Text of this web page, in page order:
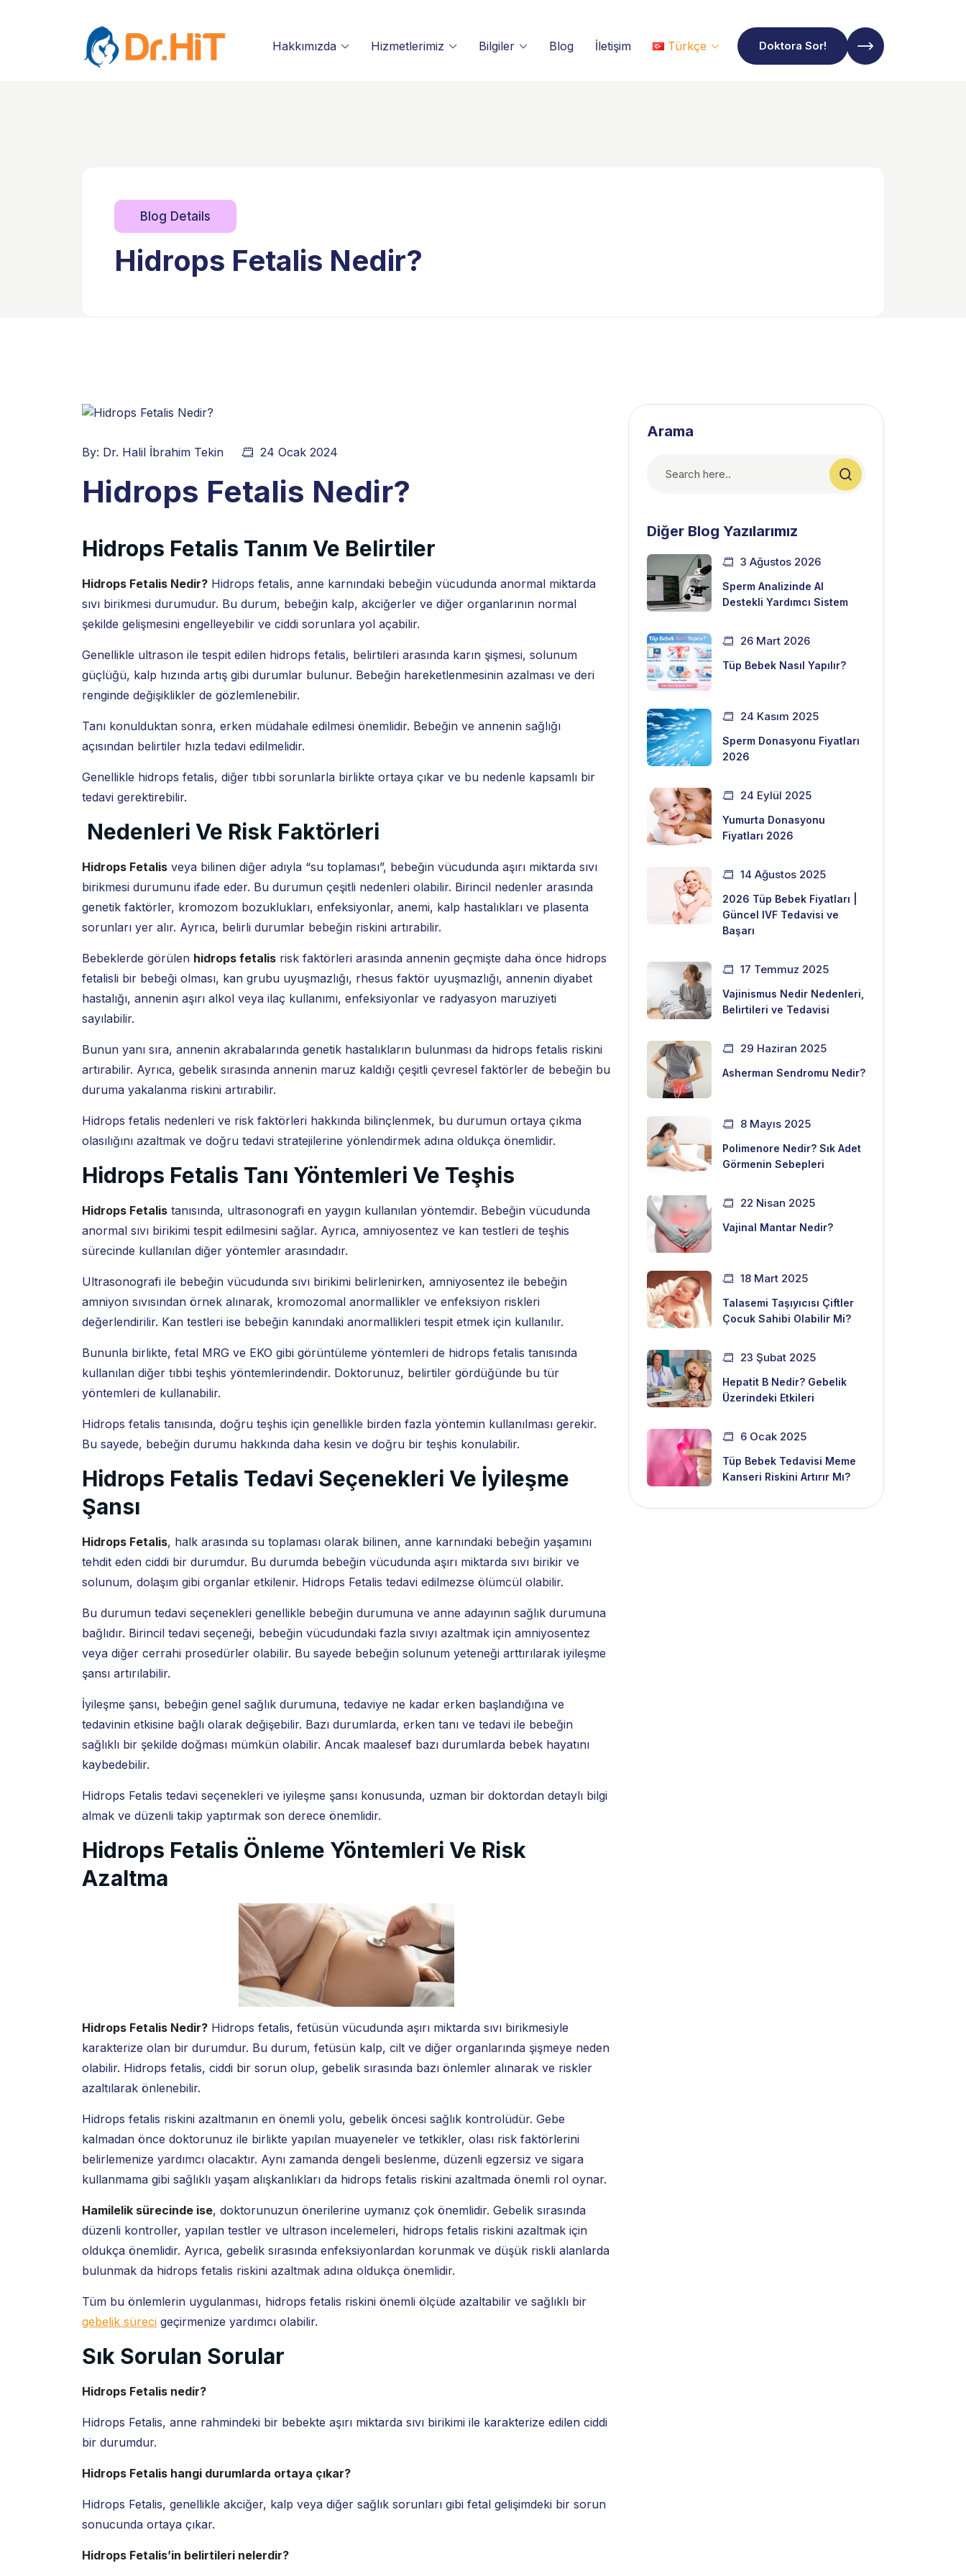
Hakkımızda Hizmetlerimiz Bilgiler Blog İletişim Türkçe Doktora Sor!
Blog Details
Hidrops Fetalis Nedir?
By: Dr. Halil İbrahim Tekin 24 Ocak 2024
Hidrops Fetalis Nedir?
Hidrops Fetalis Tanım Ve Belirtiler
Hidrops Fetalis Nedir? Hidrops fetalis, anne karnındaki bebeğin vücudunda anormal miktarda
sıvı birikmesi durumudur. Bu durum, bebeğin kalp, akciğerler ve diğer organlarının normal
şekilde gelişmesini engelleyebilir ve ciddi sorunlara yol açabilir.
Genellikle ultrason ile tespit edilen hidrops fetalis, belirtileri arasında karın şişmesi, solunum
güçlüğü, kalp hızında artış gibi durumlar bulunur. Bebeğin hareketlenmesinin azalması ve deri
renginde değişiklikler de gözlemlenebilir.
Tanı konulduktan sonra, erken müdahale edilmesi önemlidir. Bebeğin ve annenin sağlığı
açısından belirtiler hızla tedavi edilmelidir.
Genellikle hidrops fetalis, diğer tıbbi sorunlarla birlikte ortaya çıkar ve bu nedenle kapsamlı bir
tedavi gerektirebilir.
Nedenleri Ve Risk Faktörleri
Hidrops Fetalis veya bilinen diğer adıyla “su toplaması”, bebeğin vücudunda aşırı miktarda sıvı
birikmesi durumunu ifade eder. Bu durumun çeşitli nedenleri olabilir. Birincil nedenler arasında
genetik faktörler, kromozom bozuklukları, enfeksiyonlar, anemi, kalp hastalıkları ve plasenta
sorunları yer alır. Ayrıca, belirli durumlar bebeğin riskini artırabilir.
Bebeklerde görülen hidrops fetalis risk faktörleri arasında annenin geçmişte daha önce hidrops
fetalisli bir bebeği olması, kan grubu uyuşmazlığı, rhesus faktör uyuşmazlığı, annenin diyabet
hastalığı, annenin aşırı alkol veya ilaç kullanımı, enfeksiyonlar ve radyasyon maruziyeti
sayılabilir.
Bunun yanı sıra, annenin akrabalarında genetik hastalıkların bulunması da hidrops fetalis riskini
artırabilir. Ayrıca, gebelik sırasında annenin maruz kaldığı çeşitli çevresel faktörler de bebeğin bu
duruma yakalanma riskini artırabilir.
Hidrops fetalis nedenleri ve risk faktörleri hakkında bilinçlenmek, bu durumun ortaya çıkma
olasılığını azaltmak ve doğru tedavi stratejilerine yönlendirmek adına oldukça önemlidir.
Hidrops Fetalis Tanı Yöntemleri Ve Teşhis
Hidrops Fetalis tanısında, ultrasonografi en yaygın kullanılan yöntemdir. Bebeğin vücudunda
anormal sıvı birikimi tespit edilmesini sağlar. Ayrıca, amniyosentez ve kan testleri de teşhis
sürecinde kullanılan diğer yöntemler arasındadır.
Ultrasonografi ile bebeğin vücudunda sıvı birikimi belirlenirken, amniyosentez ile bebeğin
amniyon sıvısından örnek alınarak, kromozomal anormallikler ve enfeksiyon riskleri
değerlendirilir. Kan testleri ise bebeğin kanındaki anormallikleri tespit etmek için kullanılır.
Bununla birlikte, fetal MRG ve EKO gibi görüntüleme yöntemleri de hidrops fetalis tanısında
kullanılan diğer tıbbi teşhis yöntemlerindendir. Doktorunuz, belirtiler gördüğünde bu tür
yöntemleri de kullanabilir.
Hidrops fetalis tanısında, doğru teşhis için genellikle birden fazla yöntemin kullanılması gerekir.
Bu sayede, bebeğin durumu hakkında daha kesin ve doğru bir teşhis konulabilir.
Hidrops Fetalis Tedavi Seçenekleri Ve İyileşme
Şansı
Hidrops Fetalis, halk arasında su toplaması olarak bilinen, anne karnındaki bebeğin yaşamını
tehdit eden ciddi bir durumdur. Bu durumda bebeğin vücudunda aşırı miktarda sıvı birikir ve
solunum, dolaşım gibi organlar etkilenir. Hidrops Fetalis tedavi edilmezse ölümcül olabilir.
Bu durumun tedavi seçenekleri genellikle bebeğin durumuna ve anne adayının sağlık durumuna
bağlıdır. Birincil tedavi seçeneği, bebeğin vücudundaki fazla sıvıyı azaltmak için amniyosentez
veya diğer cerrahi prosedürler olabilir. Bu sayede bebeğin solunum yeteneği arttırılarak iyileşme
şansı artırılabilir.
İyileşme şansı, bebeğin genel sağlık durumuna, tedaviye ne kadar erken başlandığına ve
tedavinin etkisine bağlı olarak değişebilir. Bazı durumlarda, erken tanı ve tedavi ile bebeğin
sağlıklı bir şekilde doğması mümkün olabilir. Ancak maalesef bazı durumlarda bebek hayatını
kaybedebilir.
Hidrops Fetalis tedavi seçenekleri ve iyileşme şansı konusunda, uzman bir doktordan detaylı bilgi
almak ve düzenli takip yaptırmak son derece önemlidir.
Hidrops Fetalis Önleme Yöntemleri Ve Risk
Azaltma
Hidrops Fetalis Nedir? Hidrops fetalis, fetüsün vücudunda aşırı miktarda sıvı birikmesiyle
karakterize olan bir durumdur. Bu durum, fetüsün kalp, cilt ve diğer organlarında şişmeye neden
olabilir. Hidrops fetalis, ciddi bir sorun olup, gebelik sırasında bazı önlemler alınarak ve riskler
azaltılarak önlenebilir.
Hidrops fetalis riskini azaltmanın en önemli yolu, gebelik öncesi sağlık kontrolüdür. Gebe
kalmadan önce doktorunuz ile birlikte yapılan muayeneler ve tetkikler, olası risk faktörlerini
belirlemenize yardımcı olacaktır. Aynı zamanda dengeli beslenme, düzenli egzersiz ve sigara
kullanmama gibi sağlıklı yaşam alışkanlıkları da hidrops fetalis riskini azaltmada önemli rol oynar.
Hamilelik sürecinde ise, doktorunuzun önerilerine uymanız çok önemlidir. Gebelik sırasında
düzenli kontroller, yapılan testler ve ultrason incelemeleri, hidrops fetalis riskini azaltmak için
oldukça önemlidir. Ayrıca, gebelik sırasında enfeksiyonlardan korunmak ve düşük riskli alanlarda
bulunmak da hidrops fetalis riskini azaltmak adına oldukça önemlidir.
Tüm bu önlemlerin uygulanması, hidrops fetalis riskini önemli ölçüde azaltabilir ve sağlıklı bir
gebelik süreci geçirmenize yardımcı olabilir.
Sık Sorulan Sorular
Hidrops Fetalis nedir?
Hidrops Fetalis, anne rahmindeki bir bebekte aşırı miktarda sıvı birikimi ile karakterize edilen ciddi
bir durumdur.
Hidrops Fetalis hangi durumlarda ortaya çıkar?
Hidrops Fetalis, genellikle akciğer, kalp veya diğer sağlık sorunları gibi fetal gelişimdeki bir sorun
sonucunda ortaya çıkar.
Hidrops Fetalis’in belirtileri nelerdir?
Arama
Diğer Blog Yazılarımız
3 Ağustos 2026
Sperm Analizinde AI
Destekli Yardımcı Sistem
26 Mart 2026
Tüp Bebek Nasıl Yapılır?
24 Kasım 2025
Sperm Donasyonu Fiyatları
2026
24 Eylül 2025
Yumurta Donasyonu
Fiyatları 2026
14 Ağustos 2025
2026 Tüp Bebek Fiyatları |
Güncel IVF Tedavisi ve
Başarı
17 Temmuz 2025
Vajinismus Nedir Nedenleri,
Belirtileri ve Tedavisi
29 Haziran 2025
Asherman Sendromu Nedir?
8 Mayıs 2025
Polimenore Nedir? Sık Adet
Görmenin Sebepleri
22 Nisan 2025
Vajinal Mantar Nedir?
18 Mart 2025
Talasemi Taşıyıcısı Çiftler
Çocuk Sahibi Olabilir Mi?
23 Şubat 2025
Hepatit B Nedir? Gebelik
Üzerindeki Etkileri
6 Ocak 2025
Tüp Bebek Tedavisi Meme
Kanseri Riskini Artırır Mı?